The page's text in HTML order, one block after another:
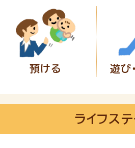
預ける 遊び
ライフス